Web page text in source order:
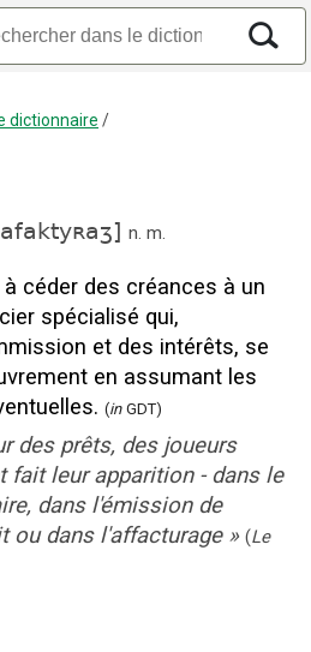
dictionnaire /
afaktyʀaʒ] n. m.
céder des créances à un
spécialisé qui,
et des intérêts, se
en assumant les
(in GDT)
des prêts, des joueurs
fait leur apparition - dans le
dans l'émission de
ou dans l'affacturage » (Le